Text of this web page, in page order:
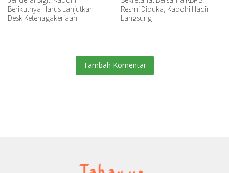
Berikutnya Harus Lanjutkan
Desk Ketenagakerjaan
Resmi Dibuka, Kapolri Hadir
Langsung
Tambah Komentar